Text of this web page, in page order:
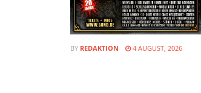
BY REDAKTION 4 AUGUST, 2026